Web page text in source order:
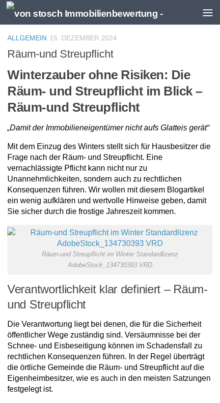
Zum Inhalt springen
ALLGEMEIN 15. DEZEMBER 2024
Räum-und Streupflicht
Winterzauber ohne Risiken: Die
Räum- und Streupflicht im Blick –
Räum-und Streupflicht
„Damit der Immobilieneigentümer nicht aufs Glatteis gerät“
Mit dem Einzug des Winters stellt sich für Hausbesitzer die
Frage nach der Räum- und Streupflicht. Eine
vernachlässigte Pflicht kann nicht nur zu
Unannehmlichkeiten, sondern auch zu rechtlichen
Konsequenzen führen. Wir wollen mit diesem Blogartikel
ein wenig aufklären und wertvolle Hinweise geben, damit
Sie sicher durch die frostige Jahreszeit kommen.
Räum-und Streupflicht im Winter Standardlizenz
AdobeStock_134730393 VRD
Verantwortlichkeit klar definiert – Räum-
und Streupflicht
Die Verantwortung liegt bei denen, die für die Sicherheit
öffentlicher Wege zuständig sind. Versäumnisse bei der
Schnee- und Eisbeseitigung können im Schadensfall zu
rechtlichen Konsequenzen führen. In der Regel überträgt
die örtliche Gemeinde die Räum- und Streupflicht auf die
Eigenheimbesitzer, wie es auch in den meisten Satzungen
festgelegt ist.